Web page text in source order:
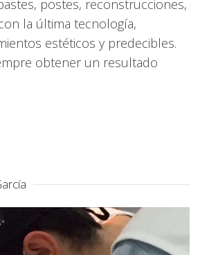
postes, reconstrucciones,
la última tecnología,
estéticos y predecibles.
obtener un resultado